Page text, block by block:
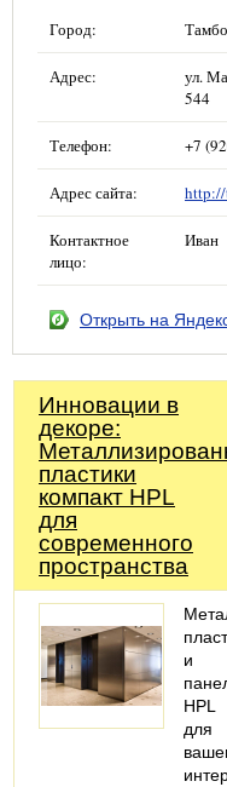
Город:
Адрес:
ул.
544
Телефон: +7
Адрес сайта: http://
Контактное
лицо:
Иван
Открыть на
Инновации в
декоре:
пластики
компакт HPL
для
современного
пространства
и
HPL
для